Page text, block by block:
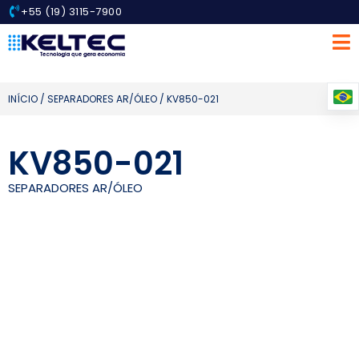
+55 (19) 3115-7900
INÍCIO / SEPARADORES AR/ÓLEO / KV850-021
KV850-021
SEPARADORES AR/ÓLEO